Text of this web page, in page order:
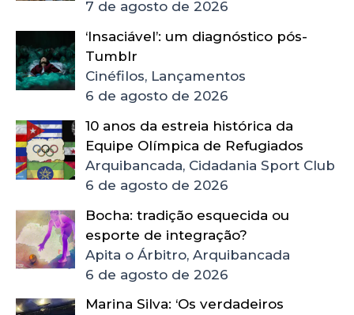
7 de agosto de 2026
‘Insaciável’: um diagnóstico pós-
Tumblr
Cinéfilos, Lançamentos
6 de agosto de 2026
10 anos da estreia histórica da
Equipe Olímpica de Refugiados
Arquibancada, Cidadania Sport Club
6 de agosto de 2026
Bocha: tradição esquecida ou
esporte de integração?
Apita o Árbitro, Arquibancada
6 de agosto de 2026
Marina Silva: ‘Os verdadeiros